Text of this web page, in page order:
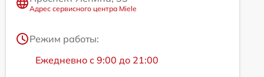
Адрес сервисного центра Miele
Режим работы:
Ежедневно с 9:00 до 21:00